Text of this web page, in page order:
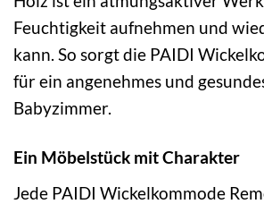
Feuchtigkeit aufnehmen und
kann. So sorgt die PAIDI
für ein angenehmes und
Babyzimmer.
Ein Möbelstück mit Charakter
Jede PAIDI Wickelkommode